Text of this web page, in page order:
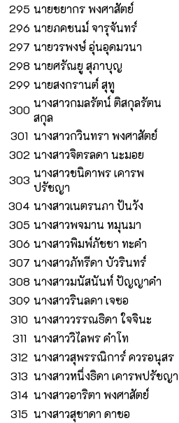
295 นายชยากร พงศาสัตย์
296 นายภคชนม์ จารุจันทร์
297 นายวรพงษ์ อุ่นอุดมวนา
298 นายศรัณยู สุภาบุญ
299 นายสงกรานต์ สุทู
300 นางสาวกมลรัตน์ ติสกุลรัตน
สกุล
301 นางสาวกวินทรา พงศาสัตย์
302 นางสาวจิตรลดา นะมอย
303 นางสาวชนิดาพร เคารพ
ปรัชญา
304 นางสาวเนตรนภา ปันวัง
305 นางสาวพจมาน หมุนมา
306 นางสาวพิมพ์ภัชชา ทะคำ
307 นางสาวภัทรีดา บัวรินทร์
308 นางสาวมนัสนันท์ ปัญญาคำ
309 นางสาวรินลดา เจซอ
310 นางสาววรรณธิดา ใจจินะ
311 นางสาววิไลพร คำโท
312 นางสาวสุพรรณิการ์ ควรอนุสร
313 นางสาวหนึ่งธิดา เคารพปรัชญา
314 นางสาวอาริตา พงศาสัตย์
315 นางสาวสุชาดา ดาชอ